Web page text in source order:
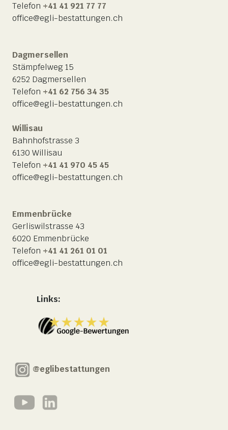
Telefon +41 41 921 77 77
office@egli-bestattungen.ch
Dagmersellen
Stämpfelweg 15
6252 Dagmersellen
Telefon +41 62 756 34 35
office@egli-bestattungen.ch
Willisau
Bahnhofstrasse 3
6130 Willisau
Telefon +41 41 970 45 45
office@egli-bestattungen.ch
Emmenbrücke
Gerliswilstrasse 43
6020 Emmenbrücke
Telefon +41 41 261 01 01
office@egli-bestattungen.ch
Links:
@eglibestattungen